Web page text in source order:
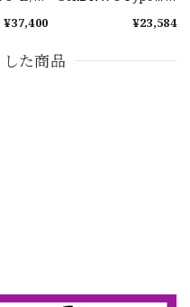
物 フラ
¥37,400
PARKA "USED" アメ
ックス ジェネレーシ
¥23,584
た商品